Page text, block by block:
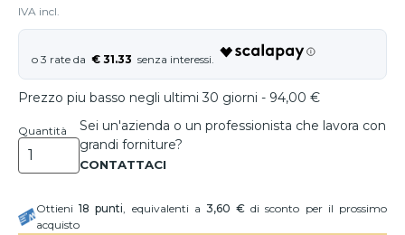
IVA incl.
€ 31.33
Prezzo piu basso negli ultimi 30 giorni - 94,00 €
Quantità
Sei un'azienda o un professionista che lavora con
grandi forniture?
Ottieni18 punti, equivalenti a 3,60 € di sconto per il prossimo
acquisto